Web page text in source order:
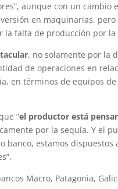
aunque con un cambio
en maquinarias,
falta de producción por
, no solamente por la
de operaciones en
en términos de equipos
“el productor está
por la sequía. Y el
banco, estamos
Macro, Patagonia,